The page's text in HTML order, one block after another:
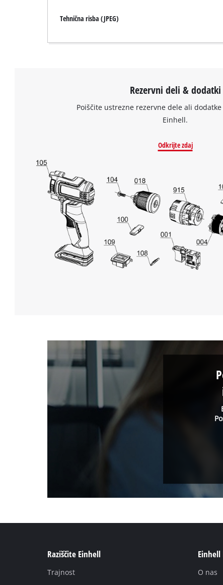
Tehnična risba (JPEG)
Rezervni deli & dodatki
Poiščite ustrezne rezervne dele ali
Einhell.
Odkrijte zdaj
Raziščite Einhell
Trajnost
O nas